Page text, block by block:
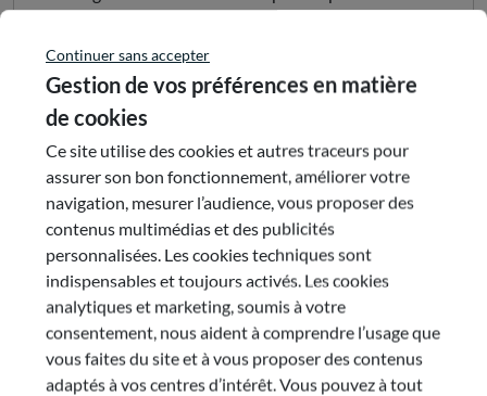
Rhône-Alpes.
Partager cette publication
Envoyer par e-mail
Continuer sans accepter
Gestion de vos préférences en matière
de cookies
Ce site utilise des cookies et autres traceurs pour
assurer son bon fonctionnement, améliorer votre
navigation, mesurer l’audience, vous proposer des
contenus multimédias et des publicités
personnalisées. Les cookies techniques sont
indispensables et toujours activés. Les cookies
analytiques et marketing, soumis à votre
consentement, nous aident à comprendre l’usage que
vous faites du site et à vous proposer des contenus
adaptés à vos centres d’intérêt. Vous pouvez à tout